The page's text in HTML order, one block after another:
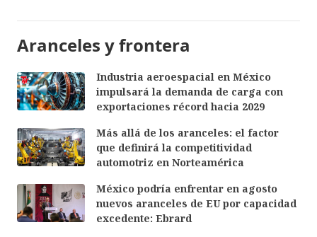
Aranceles y frontera
Industria aeroespacial en México
impulsará la demanda de carga con
exportaciones récord hacia 2029
Más allá de los aranceles: el factor
que definirá la competitividad
automotriz en Norteamérica
México podría enfrentar en agosto
nuevos aranceles de EU por capacidad
excedente: Ebrard